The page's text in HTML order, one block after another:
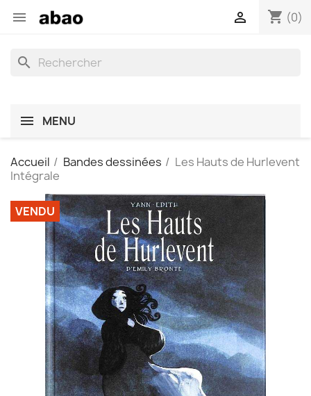
 shopping_cart (0)

search
MENU
Accueil Bandes dessinées
Les Hauts de Hurlevent
Intégrale
VENDU